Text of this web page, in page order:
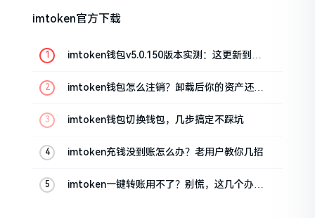
imtoken官方下载
imtoken钱包v5.0.150版本实测：这更新到底
imtoken钱包怎么注销？卸载后你的资产还在
imtoken钱包切换钱包，几步搞定不踩坑
imtoken充钱没到账怎么办？老用户教你几招
imtoken一键转账用不了？别慌，这几个办法